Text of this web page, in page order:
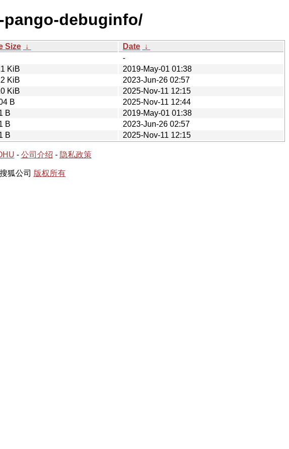
pango-debuginfo/
Size ↓ Date ↓
-
KiB
2019-May-01 01:38
KiB
2023-Jun-26 02:57
KiB
2025-Nov-11 12:15
B
2025-Nov-11 12:44
B
2019-May-01 01:38
B
2023-Jun-26 02:57
B 2025-Nov-11 12:15
- 公司介绍 - 隐私政策
狐公司 版权所有